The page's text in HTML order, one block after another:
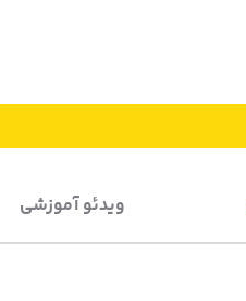
ویدئو آموزشی